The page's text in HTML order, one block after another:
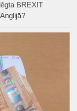
BREXIT